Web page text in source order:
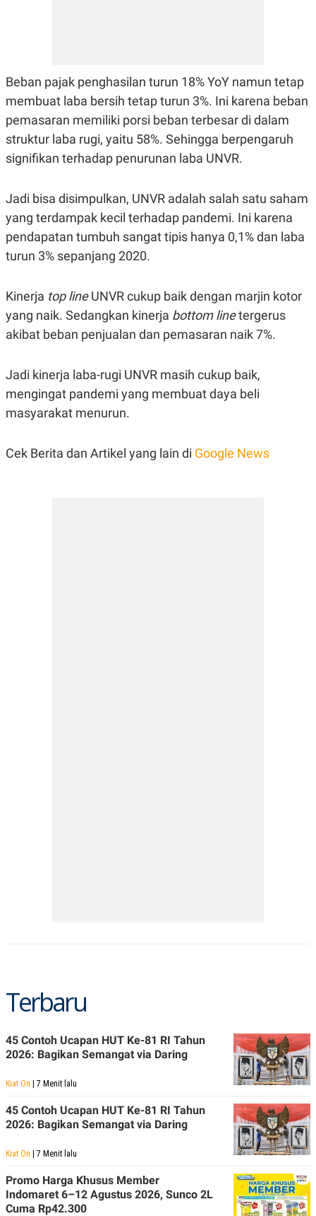
Beban pajak penghasilan turun 18% YoY namun tetap
membuat laba bersih tetap turun 3%. Ini karena beban
pemasaran memiliki porsi beban terbesar di dalam
struktur laba rugi, yaitu 58%. Sehingga berpengaruh
signifikan terhadap penurunan laba UNVR.
Jadi bisa disimpulkan, UNVR adalah salah satu saham
yang terdampak kecil terhadap pandemi. Ini karena
pendapatan tumbuh sangat tipis hanya 0,1% dan laba
turun 3% sepanjang 2020.
Kinerja top lineUNVR cukup baik dengan marjin kotor
yang naik. Sedangkan kinerja bottom linetergerus
akibat beban penjualan dan pemasaran naik 7%.
Jadi kinerja laba-rugi UNVR masih cukup baik,
mengingat pandemi yang membuat daya beli
masyarakat menurun.
Cek Berita dan Artikel yang lain di Google News
Terbaru
45 Contoh Ucapan HUT Ke-81 RI Tahun
2026: Bagikan Semangat via Daring
Kiat On | 7 Menit lalu
45 Contoh Ucapan HUT Ke-81 RI Tahun
2026: Bagikan Semangat via Daring
Kiat On | 7 Menit lalu
Promo Harga Khusus Member
Indomaret 6–12 Agustus 2026, Sunco 2L
Cuma Rp42.300